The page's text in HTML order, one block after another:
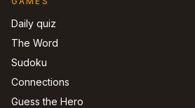
Daily quiz
The Word
Sudoku
Connections
Guess the Hero